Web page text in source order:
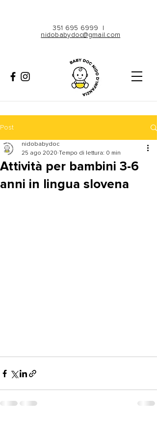
351 695 6999
nidobabydoc@gmail.com
Post
Attività per bambini 3-6
anni in lingua slovena
nidobabydoc
25 ago 2020 Tempo di lettura: 0 min